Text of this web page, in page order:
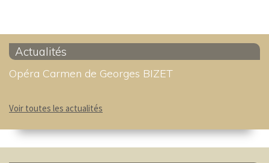
Actualités
Opéra Carmen de Georges BIZET
Voir toutes les actualités